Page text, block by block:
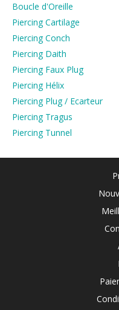
Boucle d'Oreille
Piercing Cartilage
Piercing Conch
Piercing Daith
Piercing Faux Plug
Piercing Hélix
Piercing Plug / Ecarteur
Piercing Tragus
Piercing Tunnel